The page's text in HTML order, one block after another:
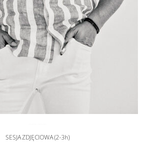
SESJA ZDJĘCIOWA (2-3h)